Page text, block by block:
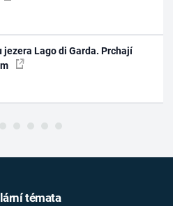
jezera Lago di Garda. Prchají
témata